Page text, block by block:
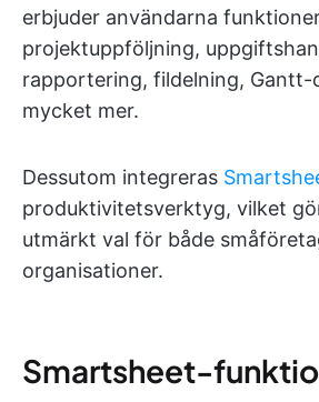
erbjuder användarna
projektuppföljning,
rapportering, fildelning, Gantt-
mycket mer.
Dessutom integreras
produktivitetsverktyg, vilket
utmärkt val för både
organisationer.
Smartsheet-